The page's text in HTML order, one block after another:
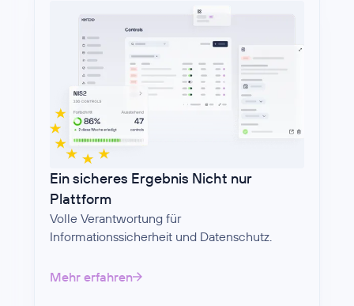
Ein sicheres Ergebnis Nicht nur
Plattform
Volle Verantwortung für
Informationssicherheit und Datenschutz.
Mehr erfahren